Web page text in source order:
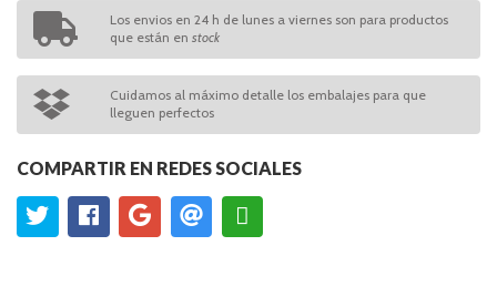
Los envios en 24 h de lunes a viernes son para productos
que están en stock
Cuidamos al máximo detalle los embalajes para que
lleguen perfectos
COMPARTIR EN REDES SOCIALES